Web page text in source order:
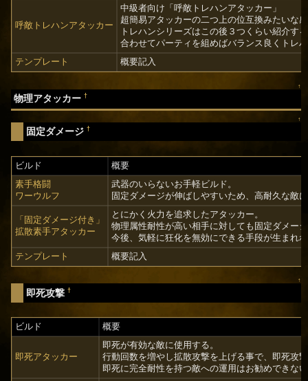
呼敵トレハンアタッカー
中級者向け「呼敵トレハンアタッカー」
超簡易アタッカーの二つ上の位互換みたいな
トレハンシリーズはこの後３つくらい紹介す
合わせてパーティを組めばバランス良くトレ
テンプレート
概要記入
↑
物理アタッカー†
↑
固定ダメージ†
ビルド
概要
素手格闘
ワーウルフ
武器のいらないお手軽ビルド。
固定ダメージが伸ばしやすいため、高耐久な敵
「固定ダメージ付き」
拡散素手アタッカー
とにかく火力を追求したアタッカー。
物理属性耐性が高い相手に対しても固定ダメー
今後、気軽に狂化を無効にできる手段が生まれ
テンプレート
概要記入
↑
即死攻撃†
ビルド 概要
即死アタッカー
即死が有効な敵に使用する。
行動回数を増やし拡散攻撃を上げる事で、即死攻
即死に完全耐性を持つ敵への運用はお勧めできな